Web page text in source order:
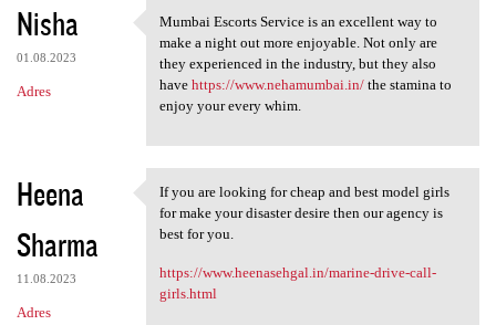
Nisha
01.08.2023
Adres
Mumbai Escorts Service is an
Mumbai Escorts Service is an excellent way to
make a night out more enjoyable. Not only are
they experienced in the industry, but they also
have https://www.nehamumbai.in/the stamina to
enjoy your every whim.
Heena
Sharma
11.08.2023
Adres
If you are looking for cheap
If you are looking for cheap and best model girls
for make your disaster desire then our agency is
best for you.
https://www.heenasehgal.in/marine-drive-call-
girls.html